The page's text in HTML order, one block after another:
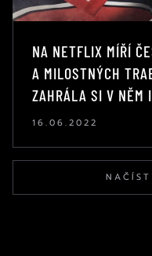
NA NETFLIX MÍŘÍ
A MILOSTNÝCH
ZAHRÁLA SI V NĚM
16.06.2022